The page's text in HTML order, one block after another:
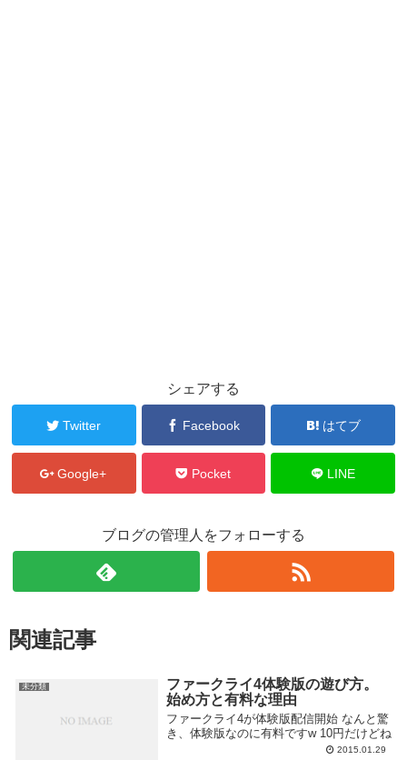
シェアする
Twitter Facebook はてブ
Google+ Pocket LINE
ブログの管理人をフォローする
関連記事
未分類
ファークライ4体験版の遊び方。
始め方と有料な理由
ファークライ4が体験版配信開始 なんと驚
き、体験版なのに有料ですw 10円だけどね
2015.01.29